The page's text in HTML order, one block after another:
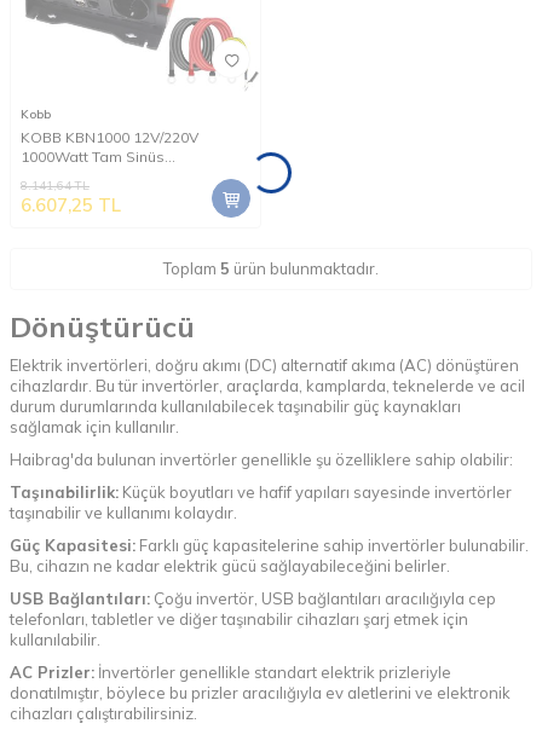
Kobb
KOBB KBN1000 12V/220V
1000Watt Tam Sinüs
8.141,64TL
6.607,25 TL
Toplam 5 ürün bulunmaktadır.
Dönüştürücü
Elektrik invertörleri, doğru akımı (DC) alternatif akıma (AC) dönüştüren
cihazlardır. Bu tür invertörler, araçlarda, kamplarda, teknelerde ve acil
durum durumlarında kullanılabilecek taşınabilir güç kaynakları
sağlamak için kullanılır.
Haibrag'da bulunan invertörler genellikle şu özelliklere sahip olabilir:
Taşınabilirlik: Küçük boyutları ve hafif yapıları sayesinde invertörler
taşınabilir ve kullanımı kolaydır.
Güç Kapasitesi: Farklı güç kapasitelerine sahip invertörler bulunabilir.
Bu, cihazın ne kadar elektrik gücü sağlayabileceğini belirler.
USB Bağlantıları: Çoğu invertör, USB bağlantıları aracılığıyla cep
telefonları, tabletler ve diğer taşınabilir cihazları şarj etmek için
kullanılabilir.
AC Prizler: İnvertörler genellikle standart elektrik prizleriyle
donatılmıştır, böylece bu prizler aracılığıyla ev aletlerini ve elektronik
cihazları çalıştırabilirsiniz.